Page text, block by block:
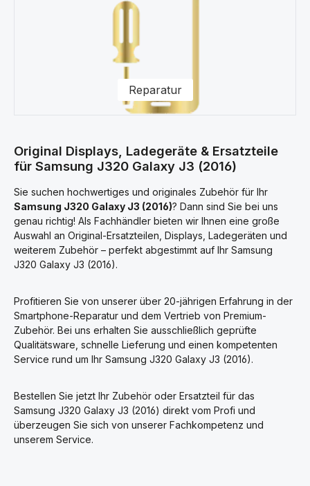
Reparatur
Original Displays, Ladegeräte & Ersatzteile
für Samsung J320 Galaxy J3 (2016)
Sie suchen hochwertiges und originales Zubehör für Ihr
Samsung J320 Galaxy J3 (2016)? Dann sind Sie bei uns
genau richtig! Als Fachhändler bieten wir Ihnen eine große
Auswahl an Original-Ersatzteilen, Displays, Ladegeräten und
weiterem Zubehör – perfekt abgestimmt auf Ihr Samsung
J320 Galaxy J3 (2016).
Profitieren Sie von unserer über 20-jährigen Erfahrung in der
Smartphone-Reparatur und dem Vertrieb von Premium-
Zubehör. Bei uns erhalten Sie ausschließlich geprüfte
Qualitätsware, schnelle Lieferung und einen kompetenten
Service rund um Ihr Samsung J320 Galaxy J3 (2016).
Bestellen Sie jetzt Ihr Zubehör oder Ersatzteil für das
Samsung J320 Galaxy J3 (2016) direkt vom Profi und
überzeugen Sie sich von unserer Fachkompetenz und
unserem Service.